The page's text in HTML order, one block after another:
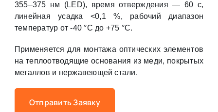
355–375 нм (LED), время отверждения — 60 с,
линейная усадка <0,1 %, рабочий диапазон
температур от -40 °C до +75 °C.
Применяется для монтажа оптических элементов
на теплоотводящие основания из меди, покрытых
металлов и нержавеющей стали.
Отправить Заявку